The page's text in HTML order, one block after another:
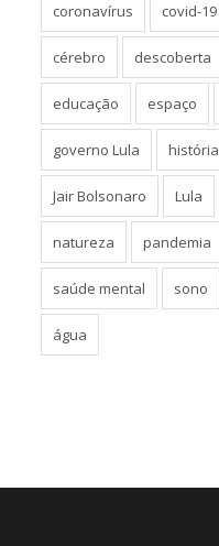
coronavírus covid-19
cérebro descoberta
educação espaço
governo Lula história
Jair Bolsonaro Lula
natureza pandemia
saúde mental sono
água